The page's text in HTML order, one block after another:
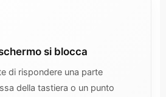
si blocca
di rispondere una parte
della tastiera o un punto